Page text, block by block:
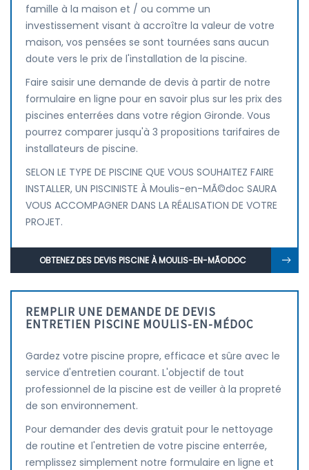
famille à la maison et / ou comme un
investissement visant à accroître la valeur de votre
maison, vos pensées se sont tournées sans aucun
doute vers le prix de l'installation de la piscine.
Faire saisir une demande de devis à partir de notre
formulaire en ligne pour en savoir plus sur les prix des
piscines enterrées dans votre région Gironde. Vous
pourrez comparer jusqu'à 3 propositions tarifaires de
installateurs de piscine.
SELON LE TYPE DE PISCINE QUE VOUS SOUHAITEZ FAIRE
INSTALLER, UN PISCINISTE À Moulis-en-MÃ©doc SAURA
VOUS ACCOMPAGNER DANS LA RÉALISATION DE VOTRE
PROJET.
OBTENEZ DES DEVIS PISCINE À MOULIS-EN-MÃ©DOC
REMPLIR UNE DEMANDE DE DEVIS
ENTRETIEN PISCINE MOULIS-EN-MÉDOC
Gardez votre piscine propre, efficace et sûre avec le
service d'entretien courant. L'objectif de tout
professionnel de la piscine est de veiller à la propreté
de son environnement.
Pour demander des devis gratuit pour le nettoyage
de routine et l'entretien de votre piscine enterrée,
remplissez simplement notre formulaire en ligne et